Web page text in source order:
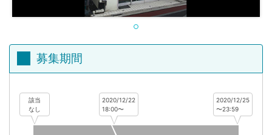
投
OwnersBook
募集期間
該当
なし
2020/12/22
18:00〜
2020/12/25
〜23:59